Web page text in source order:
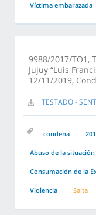
Víctima embarazada
9988/2017/TO1,
Jujuy “Luis
12/11/2019,
TESTADO -
condena
Abuso de la
Consumación de la
Violencia Salta